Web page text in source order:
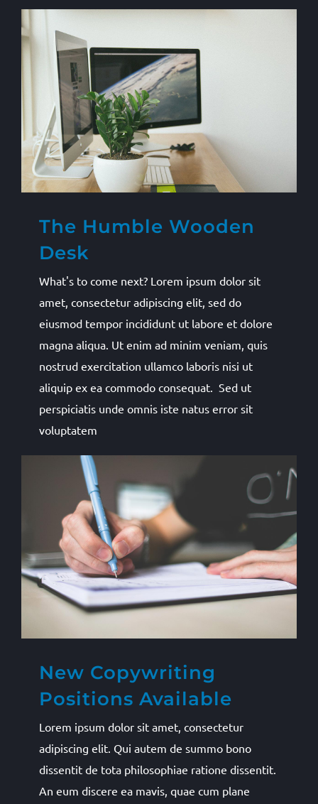
The Humble Wooden
Desk
What's to come next? Lorem ipsum dolor sit
amet, consectetur adipiscing elit, sed do
eiusmod tempor incididunt ut labore et dolore
magna aliqua. Ut enim ad minim veniam, quis
nostrud exercitation ullamco laboris nisi ut
aliquip ex ea commodo consequat. Sed ut
perspiciatis unde omnis iste natus error sit
voluptatem
New Copywriting
Positions Available
Lorem ipsum dolor sit amet, consectetur
adipiscing elit. Qui autem de summo bono
dissentit de tota philosophiae ratione dissentit.
An eum discere ea mavis, quae cum plane